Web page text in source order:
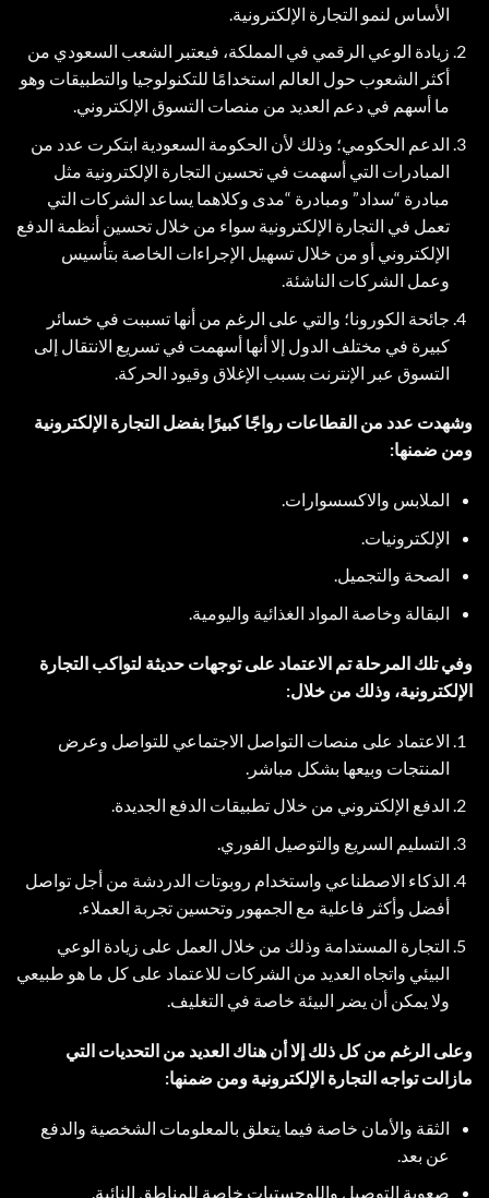
الأساس لنمو التجارة الإلكترونية.
زيادة الوعي الرقمي في المملكة، فيعتبر الشعب السعودي من
أكثر الشعوب حول العالم استخدامًا للتكنولوجيا والتطبيقات وهو
ما أسهم في دعم العديد من منصات التسوق الإلكتروني.
الدعم الحكومي؛ وذلك لأن الحكومة السعودية ابتكرت عدد من
المبادرات التي أسهمت في تحسين التجارة الإلكترونية مثل
مبادرة “سداد” ومبادرة “مدى وكلاهما يساعد الشركات التي
تعمل في التجارة الإلكترونية سواء من خلال تحسين أنظمة الدفع
الإلكتروني أو من خلال تسهيل الإجراءات الخاصة بتأسيس
وعمل الشركات الناشئة.
جائحة الكورونا؛ والتي على الرغم من أنها تسببت في خسائر
كبيرة في مختلف الدول إلا أنها أسهمت في تسريع الانتقال إلى
التسوق عبر الإنترنت بسبب الإغلاق وقيود الحركة.
وشهدت عدد من القطاعات رواجًا كبيرًا بفضل التجارة الإلكترونية
ومن ضمنها:
الملابس والاكسسوارات.
الإلكترونيات.
الصحة والتجميل.
البقالة وخاصة المواد الغذائية واليومية.
وفي تلك المرحلة تم الاعتماد على توجهات حديثة لتواكب التجارة
الإلكترونية، وذلك من خلال:
الاعتماد على منصات التواصل الاجتماعي للتواصل وعرض
المنتجات وبيعها بشكل مباشر.
الدفع الإلكتروني من خلال تطبيقات الدفع الجديدة.
التسليم السريع والتوصيل الفوري.
الذكاء الاصطناعي واستخدام روبوتات الدردشة من أجل تواصل
أفضل وأكثر فاعلية مع الجمهور وتحسين تجربة العملاء.
التجارة المستدامة وذلك من خلال العمل على زيادة الوعي
البيئي واتجاه العديد من الشركات للاعتماد على كل ما هو طبيعي
ولا يمكن أن يضر البيئة خاصة في التغليف.
وعلى الرغم من كل ذلك إلا أن هناك العديد من التحديات التي
مازالت تواجه التجارة الإلكترونية ومن ضمنها:
الثقة والأمان خاصة فيما يتعلق بالمعلومات الشخصية والدفع
عن بعد.
صعوبة التوصيل واللوجستيات خاصة للمناطق النائية.